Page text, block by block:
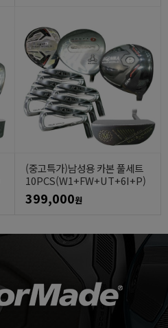
(중고특가)남성용 카본 풀세트
10PCS(W1+FW+UT+6I+P)
399,000원